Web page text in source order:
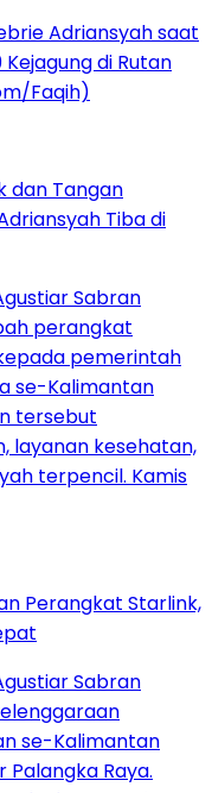
dan Tangan
Tiba di
Perangkat Starlink,